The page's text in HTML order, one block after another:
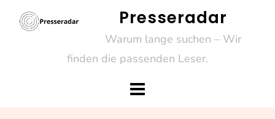
Presseradar
Warum lange suchen – Wir
finden die passenden Leser.